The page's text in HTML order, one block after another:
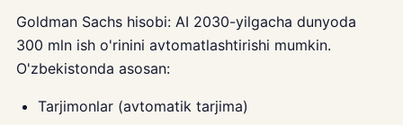
Goldman Sachs hisobi: AI 2030-yilgacha dunyoda
300 mln ish o'rinini avtomatlashtirishi mumkin.
O'zbekistonda asosan:
Tarjimonlar (avtomatik tarjima)